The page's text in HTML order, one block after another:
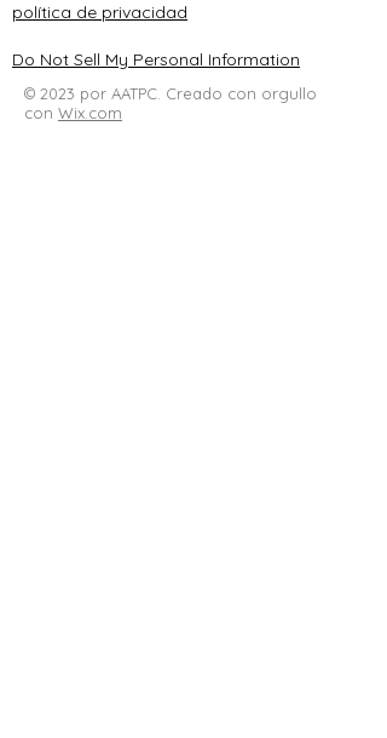
política de privacidad
Do Not Sell My Personal Information
© 2023 por AATPC. Creado con orgullo
con Wix.com